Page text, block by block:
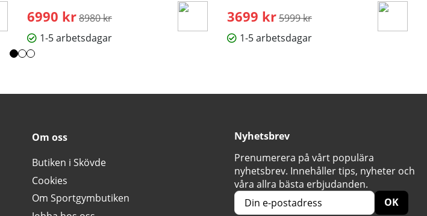
6990 kr Ordinarie pris:
8980 kr
1-5 arbetsdagar
3699 kr Ordinarie pris:
5999 kr
1-5 arbetsdagar
Om oss
Butiken i Skövde
Cookies
Om Sportgymbutiken
Nyhetsbrev
Prenumerera på vårt populära
nyhetsbrev. Innehåller tips, nyheter och
våra allra bästa erbjudanden.
OK